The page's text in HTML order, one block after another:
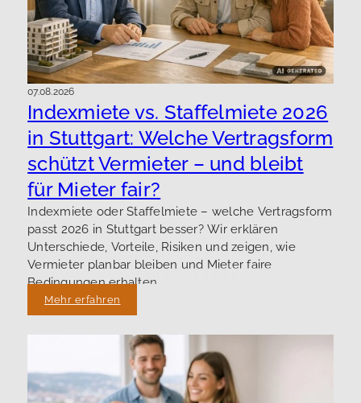
07.08.2026
Indexmiete vs. Staffelmiete 2026
in Stuttgart: Welche Vertragsform
schützt Vermieter – und bleibt
für Mieter fair?
Indexmiete oder Staffelmiete – welche Vertragsform
passt 2026 in Stuttgart besser? Wir erklären
Unterschiede, Vorteile, Risiken und zeigen, wie
Vermieter planbar bleiben und Mieter faire
Bedingungen erhalten.
Mehr erfahren